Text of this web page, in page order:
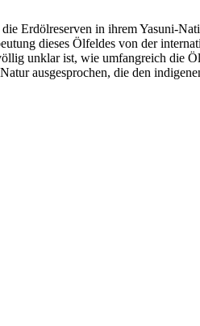
Erdölreserven in ihrem Yasuni-
dieses Ölfeldes von der
unklar ist, wie umfangreich die
ausgesprochen, die den